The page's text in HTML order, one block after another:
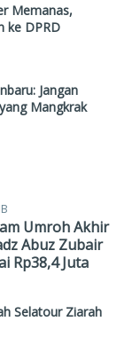
Memanas,
ke DPRD
Jangan
Mangkrak
Umroh Akhir
Abuz Zubair
Rp38,4 Juta
Selatour Ziarah